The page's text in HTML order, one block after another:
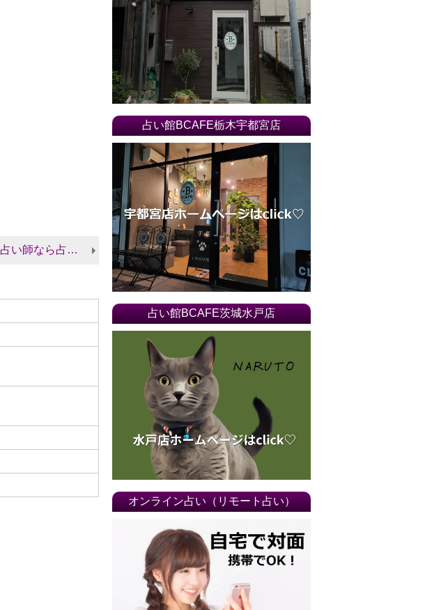
オンライン占いで当たる占い師なら占い館BCAF
2017年03月
2017年02月
2017年01月
2016年12月
2016年11月
2016年10月
2016年09月
2016年08月
2016年07月
2016年06月
2016年04月
2016年03月
2016年02月
2016年01月
2015年12月
2015年11月
2015年09月
2015年08月
2015年07月
2015年06月
2015年05月
占い館BCAFE栃木宇都宮店
占い館BCAFE茨城水戸店
オンライン占い（リモート占い）